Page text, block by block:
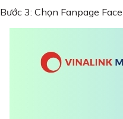
Bước 3: Chọn Fanpage